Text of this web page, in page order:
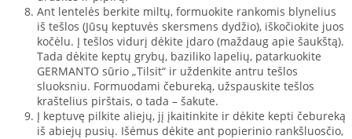
Ant lentelės berkite miltų, formuokite rankomis blynelius
iš tešlos (Jūsų keptuvės skersmens dydžio), iškočiokite juos
kočėlu. Į tešlos vidurį dėkite įdaro (maždaug apie šaukštą).
Tada dėkite keptų grybų, baziliko lapelių, patarkuokite
GERMANTO sūrio „Tilsit“ ir uždenkite antru tešlos
sluoksniu. Formuodami čebureką, užspauskite tešlos
kraštelius pirštais, o tada – šakute.
Į keptuvę pilkite aliejų, jį įkaitinkite ir dėkite kepti čebureką
iš abiejų pusių. Išėmus dėkite ant popierinio rankšluosčio,